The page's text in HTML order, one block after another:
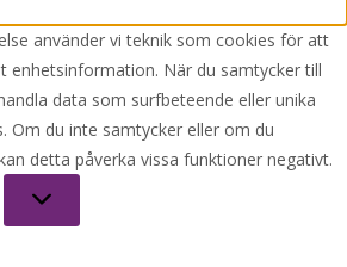
använder vi teknik som cookies för att
enhetsinformation. När du samtycker till
data som surfbeteende eller unika
Om du inte samtycker eller om du
detta påverka vissa funktioner negativt.